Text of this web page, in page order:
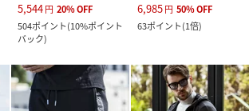
5,544円 20%OFF
504ポイント(10%ポイント
バック)
6,985円 50%OFF
63ポイント(1倍)